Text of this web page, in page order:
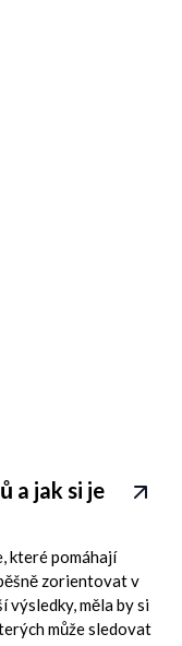
a jak si je
které pomáhají
zorientovat v
výsledky, měla by si
může sledovat